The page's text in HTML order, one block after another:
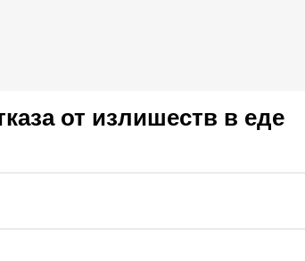
от излишеств в еде